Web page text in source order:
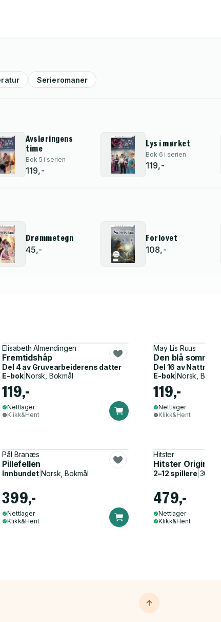
Serieromaner
Avsløringens
time
Bok 5 i serien
119,-
Lys i mørket
Bok 6 i serien
119,-
Drømmetegn
45,-
Forlovet
108,-
Elisabeth Almendingen
Fremtidshåp
Del 4 av Gruvearbeiderens datter
E-bok|Norsk, Bokmål
119,-
Nettlager
Klikk&Hent
May Lis Ruus
Den blå
Del 16 av
E-bok|Norsk,
119,-
Nettlager
Klikk&Hent
Pål Branæs
Pillefellen
Innbundet|Norsk, Bokmål
399,-
Nettlager
Klikk&Hent
Hitster
Hitster Original
2–12 spillere
479,-
Nettlager
Klikk&Hent